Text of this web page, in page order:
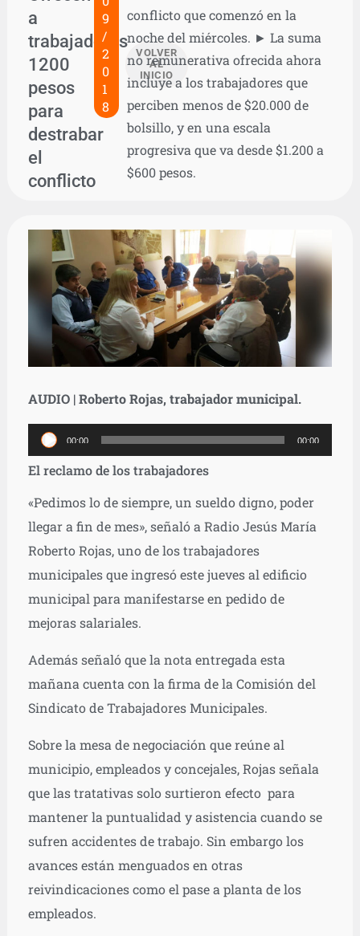
a
trabajadores
1200
pesos
para
destrabar
el
conflicto
9
/
2
0
1
8
VOLVER
AL
INICIO
conflicto que comenzó en la
noche del miércoles. ► La suma
no remunerativa ofrecida ahora
incluye a los trabajadores que
perciben menos de $20.000 de
bolsillo, y en una escala
progresiva que va desde $1.200 a
$600 pesos.
AUDIO | Roberto Rojas, trabajador municipal.
Reproductor
de
00:00 00:00
El reclamo de los trabajadores
«Pedimos lo de siempre, un sueldo digno, poder
llegar a fin de mes», señaló a Radio Jesús María
Roberto Rojas, uno de los trabajadores
municipales que ingresó este jueves al edificio
municipal para manifestarse en pedido de
mejoras salariales.
Además señaló que la nota entregada esta
mañana cuenta con la firma de la Comisión del
Sindicato de Trabajadores Municipales.
Sobre la mesa de negociación que reúne al
municipio, empleados y concejales, Rojas señala
que las tratativas solo surtieron efecto para
mantener la puntualidad y asistencia cuando se
sufren accidentes de trabajo. Sin embargo los
avances están menguados en otras
reivindicaciones como el pase a planta de los
empleados.